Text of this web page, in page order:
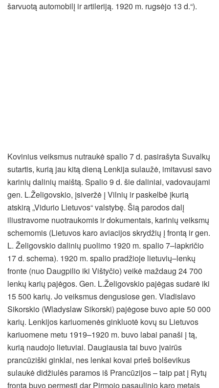
šarvuotą automobilį ir artileriją. 1920 m. rugsėjo 13 d.“).
Kovinius veiksmus nutraukė spalio 7 d. pasirašyta Suvalkų
sutartis, kurią jau kitą dieną Lenkija sulaužė, imitavusi savo
karinių dalinių maištą. Spalio 9 d. šie daliniai, vadovaujami
gen. L.Želigovskio, įsiveržė į Vilnių ir paskelbė įkurią
atskirą „Vidurio Lietuvos“ valstybę. Šią parodos dalį
iliustravome nuotraukomis ir dokumentais, karinių veiksmų
schemomis (Lietuvos karo aviacijos skrydžių į frontą ir gen.
L. Želigovskio dalinių puolimo 1920 m. spalio 7–lapkričio
17 d. schema). 1920 m. spalio pradžioje lietuvių–lenkų
fronte (nuo Daugpilio iki Vištyčio) veikė maždaug 24 700
lenkų karių pajėgos. Gen. L.Želigovskio pajėgas sudarė iki
15 500 karių. Jo veiksmus dengusiose gen. Vladislavo
Sikorskio (Wladyslaw Sikorski) pajėgose buvo apie 50 000
karių. Lenkijos kariuomenės ginkluotė kovų su Lietuvos
kariuomene metu 1919–1920 m. buvo labai panaši į tą,
kurią naudojo lietuviai. Daugiausia tai buvo įvairūs
prancūziški ginklai, nes lenkai kovai prieš bolševikus
sulaukė didžiulės paramos iš Prancūzijos – taip pat į Rytų
frontą buvo permesti dar Pirmojo pasaulinio karo metais